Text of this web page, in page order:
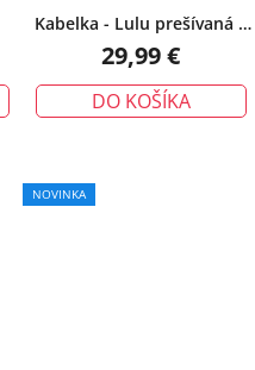
Kabelka - Lulu prešívaná s
retiazkou, béžová
29,99 €
DO KOŠÍKA
NOVINKA